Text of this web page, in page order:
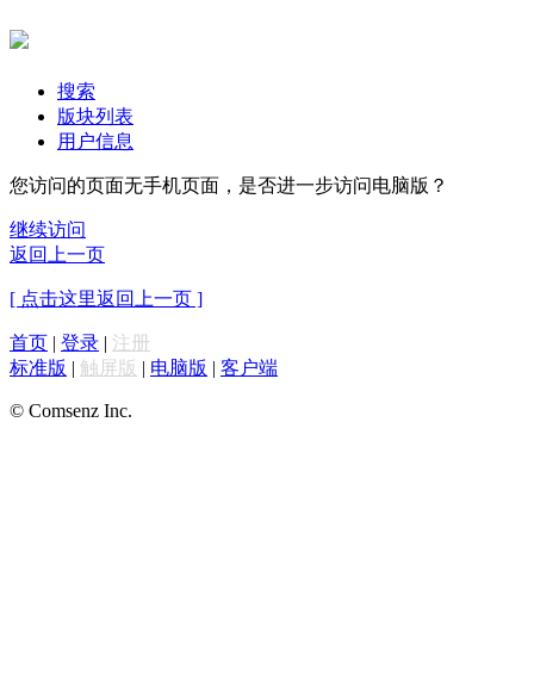
搜索
版块列表
用户信息
您访问的页面无手机页面，是否进一步访问电脑版？
继续访问
返回上一页
[ 点击这里返回上一页 ]
首页 | 登录 | 注册
标准版 | 触屏版 | 电脑版 | 客户端
© Comsenz Inc.